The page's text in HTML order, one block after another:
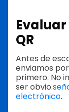
QR
Antes de
enviamos
primero. No
ser obvio.
electrónico.